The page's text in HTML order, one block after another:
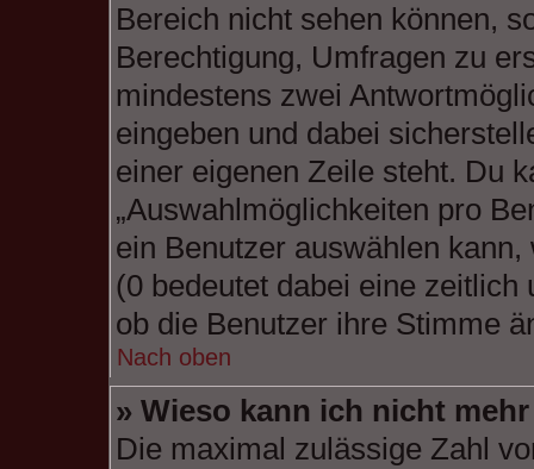
Bereich nicht sehen können,
Berechtigung, Umfragen zu
mindestens zwei
eingeben und dabei
einer eigenen Zeile steht. Du
„Auswahlmöglichkeiten pro
ein Benutzer auswählen
(0 bedeutet dabei eine
ob die Benutzer ihre Stimme
Nach oben
» Wieso kann ich nicht
Die maximal zulässige Zahl